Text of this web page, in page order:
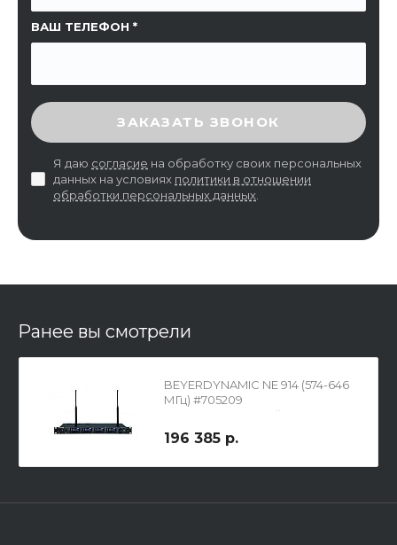
ВАШ ТЕЛЕФОН
ВВЕДИТЕ ПРОВЕРОЧНЫЙ КОД
ЗАКАЗАТЬ ЗВОНОК
Я даю согласие на обработку своих персональных
данных на условиях политики в отношении
обработки персональных данных
Ранее вы смотрели
BEYERDYNAMIC NE 914 (574-646
МГц) #705209
Четырехканальный приемник
радиосистемы
196 385 р.